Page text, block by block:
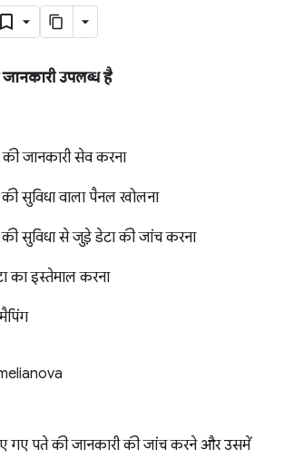
उपलब्ध है
जानकारी सेव करना
सुविधा वाला पैनल खोलना
सुविधा से जुड़े डेटा की जांच करना
का इस्तेमाल करना
गए पते की जानकारी की जांच करने और उसमें